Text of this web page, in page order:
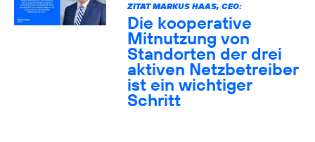
ZITAT MARKUS HAAS, CEO:
Die kooperative
Mitnutzung von
Standorten der drei
aktiven Netzbetreiber
ist ein wichtiger
Schritt